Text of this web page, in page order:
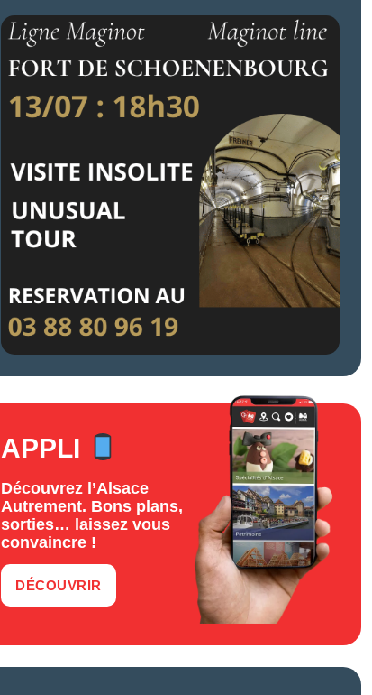
APPLI
Découvrez l’Alsace
Autrement. Bons plans,
sorties… laissez vous
convaincre !
DÉCOUVRIR